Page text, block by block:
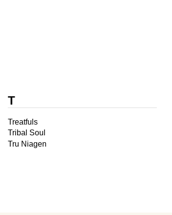
T
Treatfuls
Tribal Soul
Tru Niagen